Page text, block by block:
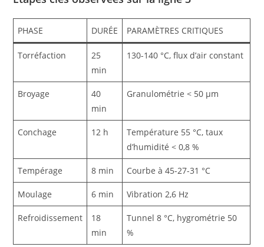
PHASE DURÉE PARAMÈTRES CRITIQUES
Torréfaction
25
min
130-140 °C, flux d’air constant
Broyage
40
min
Granulométrie < 50 µm
Conchage 12 h
Température 55 °C, taux
d’humidité < 0,8 %
Tempérage 8 min Courbe à 45-27-31 °C
Moulage 6 min Vibration 2,6 Hz
Refroidissement
18
min
Tunnel 8 °C, hygrométrie 50
%